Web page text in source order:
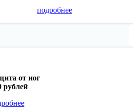
подробнее
от ног
рублей